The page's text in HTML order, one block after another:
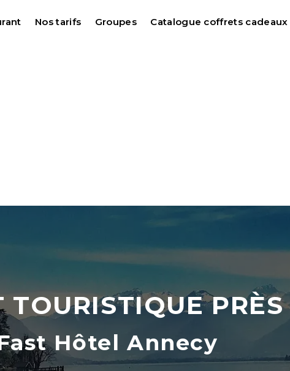
Nos tarifs Groupes Catalogue coffrets cadeaux
TOURISTIQUE
Hôtel Annecy